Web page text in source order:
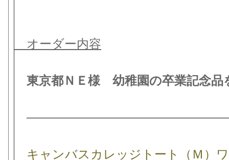
オーダー内容
東京都ＮＥ様 幼稚園の卒業記念品
キャンバスカレッジトート（Ｍ）